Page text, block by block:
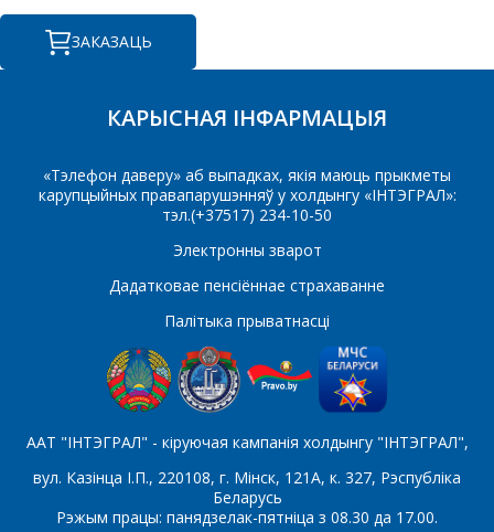
ЗАКАЗАЦЬ
КАРЫСНАЯ ІНФАРМАЦЫЯ
«Тэлефон даверу» аб выпадках, якія маюць прыкметы
карупцыйных правапарушэнняў у холдынгу «ІНТЭГРАЛ»:
тэл.(+37517) 234-10-50
Электронны зварот
Дадатковае пенсіённае страхаванне
Палітыка прыватнасці
ААТ "ІНТЭГРАЛ" - кіруючая кампанія холдынгу "ІНТЭГРАЛ",
вул. Казінца І.П., 220108, г. Мінск, 121А, к. 327, Рэспубліка
Беларусь
Рэжым працы: панядзелак-пятніца з 08.30 да 17.00.
ПРАПАНОВУ.
Ваша імя
Тэлефон*
E-mail
Паведамленне*